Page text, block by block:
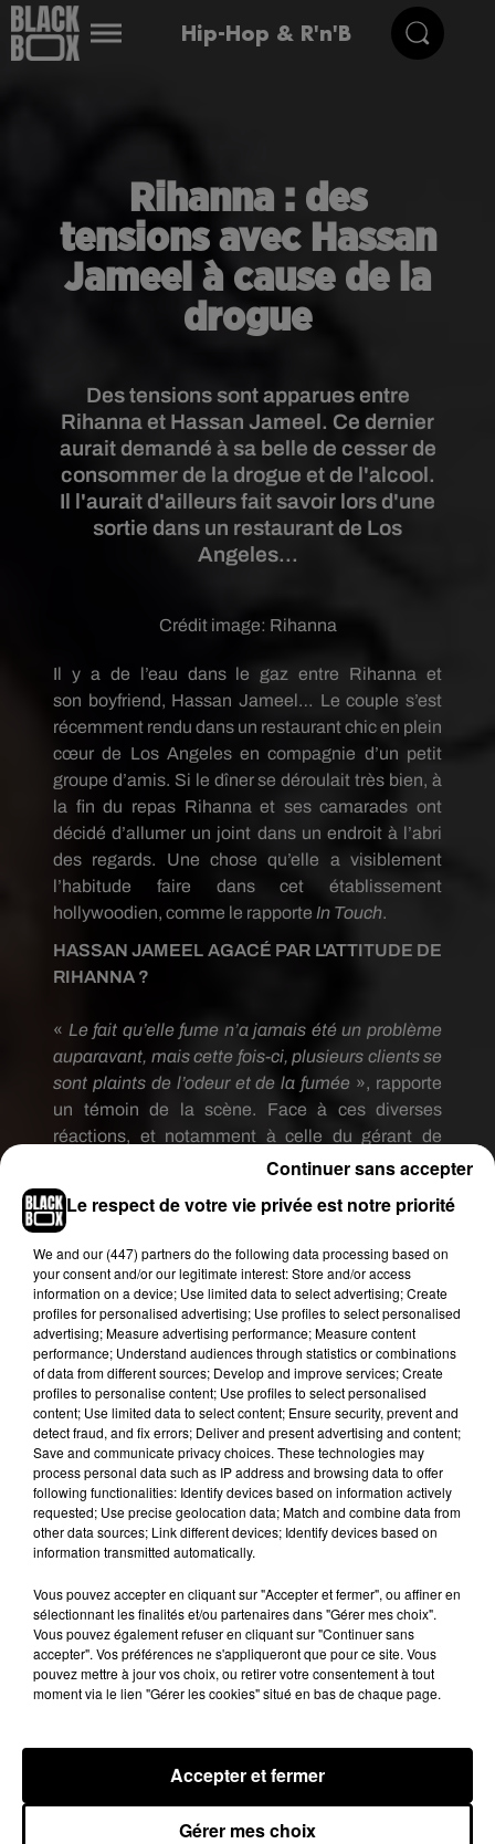
Hip-Hop & R'n'B
Rihanna : des
tensions avec Hassan
Jameel à cause de la
drogue
Des tensions sont apparues entre
Rihanna et Hassan Jameel. Ce dernier
aurait demandé à sa belle de cesser de
consommer de la drogue et de l'alcool.
Il l'aurait d'ailleurs fait savoir lors d'une
sortie dans un restaurant de Los
Angeles...
Crédit image: Rihanna
Il y a de l’eau dans le gaz entre Rihanna et
son boyfriend, Hassan Jameel… Le couple s’est
récemment rendu dans un restaurant chic en plein
cœur de Los Angeles en compagnie d’un petit
groupe d’amis. Si le dîner se déroulait très bien, à
la fin du repas Rihanna et ses camarades ont
décidé d’allumer un joint dans un endroit à l’abri
des regards.
Une chose qu’elle a visiblement
l’habitude faire dans cet établissement
hollywoodien, comme le rapporte In Touch.
HASSAN JAMEEL AGACÉ PAR L'ATTITUDE DE
RIHANNA ?
« Le fait qu’elle fume n’a jamais été un problème
auparavant, mais cette fois-ci, plusieurs clients se
sont plaints de l’odeur et de la fumée », rapporte
un témoin de la scène.
Face à ces diverses
réactions, et notamment à celle du gérant de
l’établissement légèrement gêné par le fait de
devoir réprimander la chanteuse,
Hassan Jameel se serait alors énervé contre sa
!C’est embarrassant ! », se serait écrié le
milliardaire, avant de reprocher
àRihannad’avoir bu beaucoup trop de vin au
cours de leur dîner entre amis.
«
C’était une scène assez inconfortable pour les
clients !Hassan était si énervé qu’ilaensuite
quitté le restaurant. Rihannalui a couru après
raconte encore le site In Touch
RIHANNA S'INSTALLE EN FRANCE
En effet, récemment,Hollywood
l’aise, voire même agacé, concernant
l’omniprésence de Chris Brown dans sa relation
avec
Rihanna : « Hassan ne fait pas
du
tout confiance à Chris Brown. Il sait qu’il garde un
Il a l’impression que Chris Brown est
Rihanna
Malgré toutes ces
Le respect de votre vie privée est notre priorité
We and our (447) partnersdo the following data processing based on
your consent and/or our legitimate interest: Store and/or access
information on a device; Use limited data to select advertising; Create
profiles for personalised advertising; Use profiles to select personalised
advertising; Measure advertising performance; Measure content
performance; Understand audiences through statistics or combinations
of data from different sources; Develop and improve services; Create
profiles to personalise content; Use profiles to select personalised
content; Use limited data to select content; Ensure security, prevent and
detect fraud, and fix errors; Deliver and present advertising and content;
Save and communicate privacy choices. These technologies may
process personal data such as IP address and browsing data to offer
following functionalities: Identify devices based on information actively
requested; Use precise geolocation data; Match and combine data from
other data sources; Link different devices; Identify devices based on
information transmitted automatically.
Vous pouvez accepter en cliquant sur "Accepter et fermer", ou affiner en
sélectionnant les finalités et/ou partenaires dans "Gérer mes choix".
Vous pouvez également refuser en cliquant sur "Continuer sans
accepter". Vos préférences ne s'appliqueront que pour ce site. Vous
pouvez mettre à jour vos choix, ou retirer votre consentement à tout
moment via le lien "Gérer les cookies" situé en bas de chaque page.
Gérer mes choix
Accepter et fermer
Continuer sans accepter